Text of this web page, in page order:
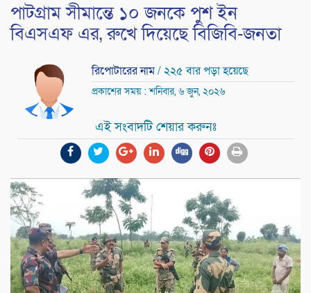
পাটগ্রাম সীমান্তে ১০ জনকে পুশ ইন
বিএসএফ এর, রুখে দিয়েছে বিজিবি-জনতা
রিপোটারের নাম/ ২২৫ বার পড়া হয়েছে
প্রকাশের সময় : শনিবার, ৬ জুন, ২০২৬
এই সংবাদটি শেয়ার করুনঃ